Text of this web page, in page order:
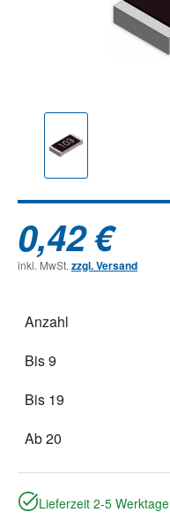
0,42 €
inkl. MwSt. zzgl. Versand
Anzahl
Bis9
Bis 19
Ab20
Lieferzeit 2-5 Werktage